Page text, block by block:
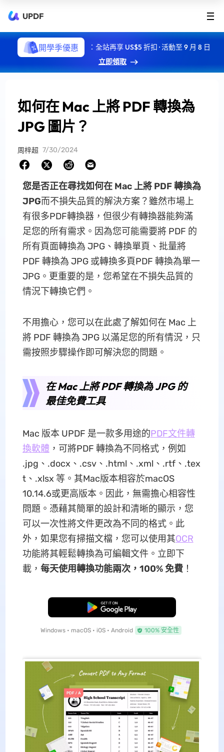
UPDF
開學季優惠
：全站再享 US$5 折扣 · 活動至 9 月 8 日
立即領取
如何在 Mac 上將 PDF 轉換為
JPG 圖片？
周梓超 7/30/2024
您是否正在尋找如何在 Mac 上將 PDF 轉換為
JPG而不損失品質的解決方案？雖然市場上
有很多PDF轉換器，但很少有轉換器能夠滿
足您的所有需求。因為您可能需要將 PDF 的
所有頁面轉換為 JPG、轉換單頁、批量將
PDF 轉換為 JPG 或轉換多頁PDF 轉換為單一
JPG。更重要的是，您希望在不損失品質的
情況下轉換它們。
不用擔心，您可以在此處了解如何在 Mac 上
將 PDF 轉換為 JPG 以滿足您的所有情況，只
需按照步驟操作即可解決您的問題。
在 Mac 上將 PDF 轉換為 JPG 的
最佳免費工具
Mac 版本 UPDF 是一款多用途的PDF文件轉
換軟體 ，可將PDF 轉換為不同格式，例如
.jpg、.docx、.csv、.html、.xml、.rtf、.tex
t、.xlsx 等。其Mac版本相容於macOS
10.14.6或更高版本。因此，無需擔心相容性
問題。憑藉其簡單的設計和清晰的顯示，您
可以一次性將文件更改為不同的格式。此
外，如果您有掃描文檔，您可以使用其OCR
功能將其輕鬆轉換為可編輯文件。立即下
載， 每天使用轉換功能兩次，100% 免費！
免費下載
Windows • macOS • iOS • Android 100% 安全性